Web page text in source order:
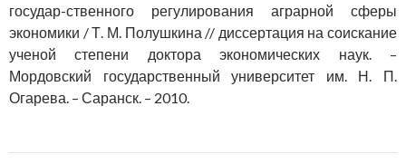
государ-ственного регулирования аграрной сферы
экономики / Т. М. Полушкина // диссертация на соискание
ученой степени доктора экономических наук. –
Мордовский государственный университет им. Н. П.
Огарева. – Саранск. – 2010.